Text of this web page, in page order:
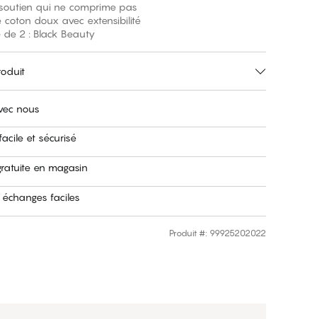
soutien qui ne comprime pas
coton doux avec extensibilité
de 2 : Black Beauty
nous
et sécurisé
en magasin
faciles
Produit #: 99925202022